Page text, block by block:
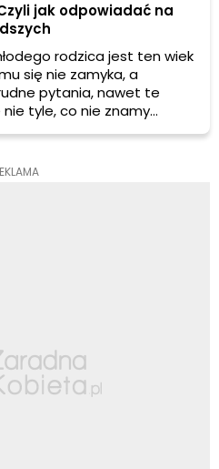
jak odpowiadać na
rodzica jest ten wiek
się nie zamyka, a
pytania, nawet te
tyle, co nie znamy
– nie wiemy jak
pytanie to nie jest